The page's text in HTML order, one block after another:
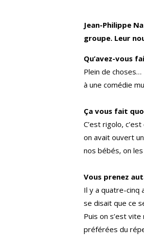
Jean-Philippe
groupe. Leur
Qu’avez-vous
Plein de choses…
à une comédie
Ça vous fait
C’est rigolo,
on avait ouvert
nos bébés, on
Vous prenez
Il y a quatre-cinq
se disait que ce
Puis on s’est
préférées du